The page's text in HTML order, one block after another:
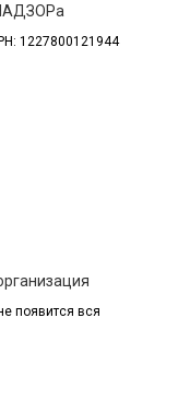
1227800121944
появится вся